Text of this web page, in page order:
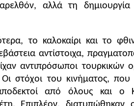
είναι σήμερα προξενείο
του σπουδές από την
έφτασε στα 1905 να
του ήρθε σε επαφή με τις
εμπλοκές της Οθωμανικής
σε ηγέτη του τουρκικού
πολέμου, ο
αλλά τη δημιουργία
το καλοκαίρι και το
αντίστοιχα,
αντιπρόσωποι τουρκικών
στόχοι του κινήματος, που
από όλους και ο